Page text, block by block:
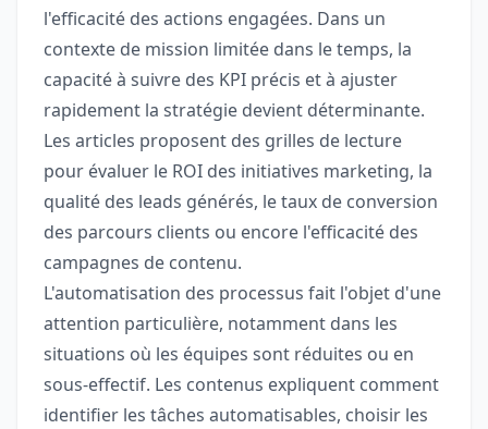
l'efficacité des actions engagées. Dans un
contexte de mission limitée dans le temps, la
capacité à suivre des KPI précis et à ajuster
rapidement la stratégie devient déterminante.
Les articles proposent des grilles de lecture
pour évaluer le ROI des initiatives marketing, la
qualité des leads générés, le taux de conversion
des parcours clients ou encore l'efficacité des
campagnes de contenu.
L'automatisation des processus fait l'objet d'une
attention particulière, notamment dans les
situations où les équipes sont réduites ou en
sous-effectif. Les contenus expliquent comment
identifier les tâches automatisables, choisir les